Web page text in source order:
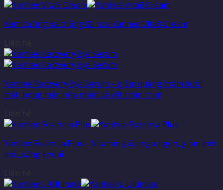
Kem dưỡng da chống lãi hóa Yanhee Vita8 Cream
Yanhee Recovery Eye Serum – giảm quầng thâm dưới
mắt, bọng mắt, nếp nhăn và vết chân chim
Yanhee Fozinnia Plus – Vitamin giúp ngủ ngon, giảm mệt
mỏi, sảng khoái